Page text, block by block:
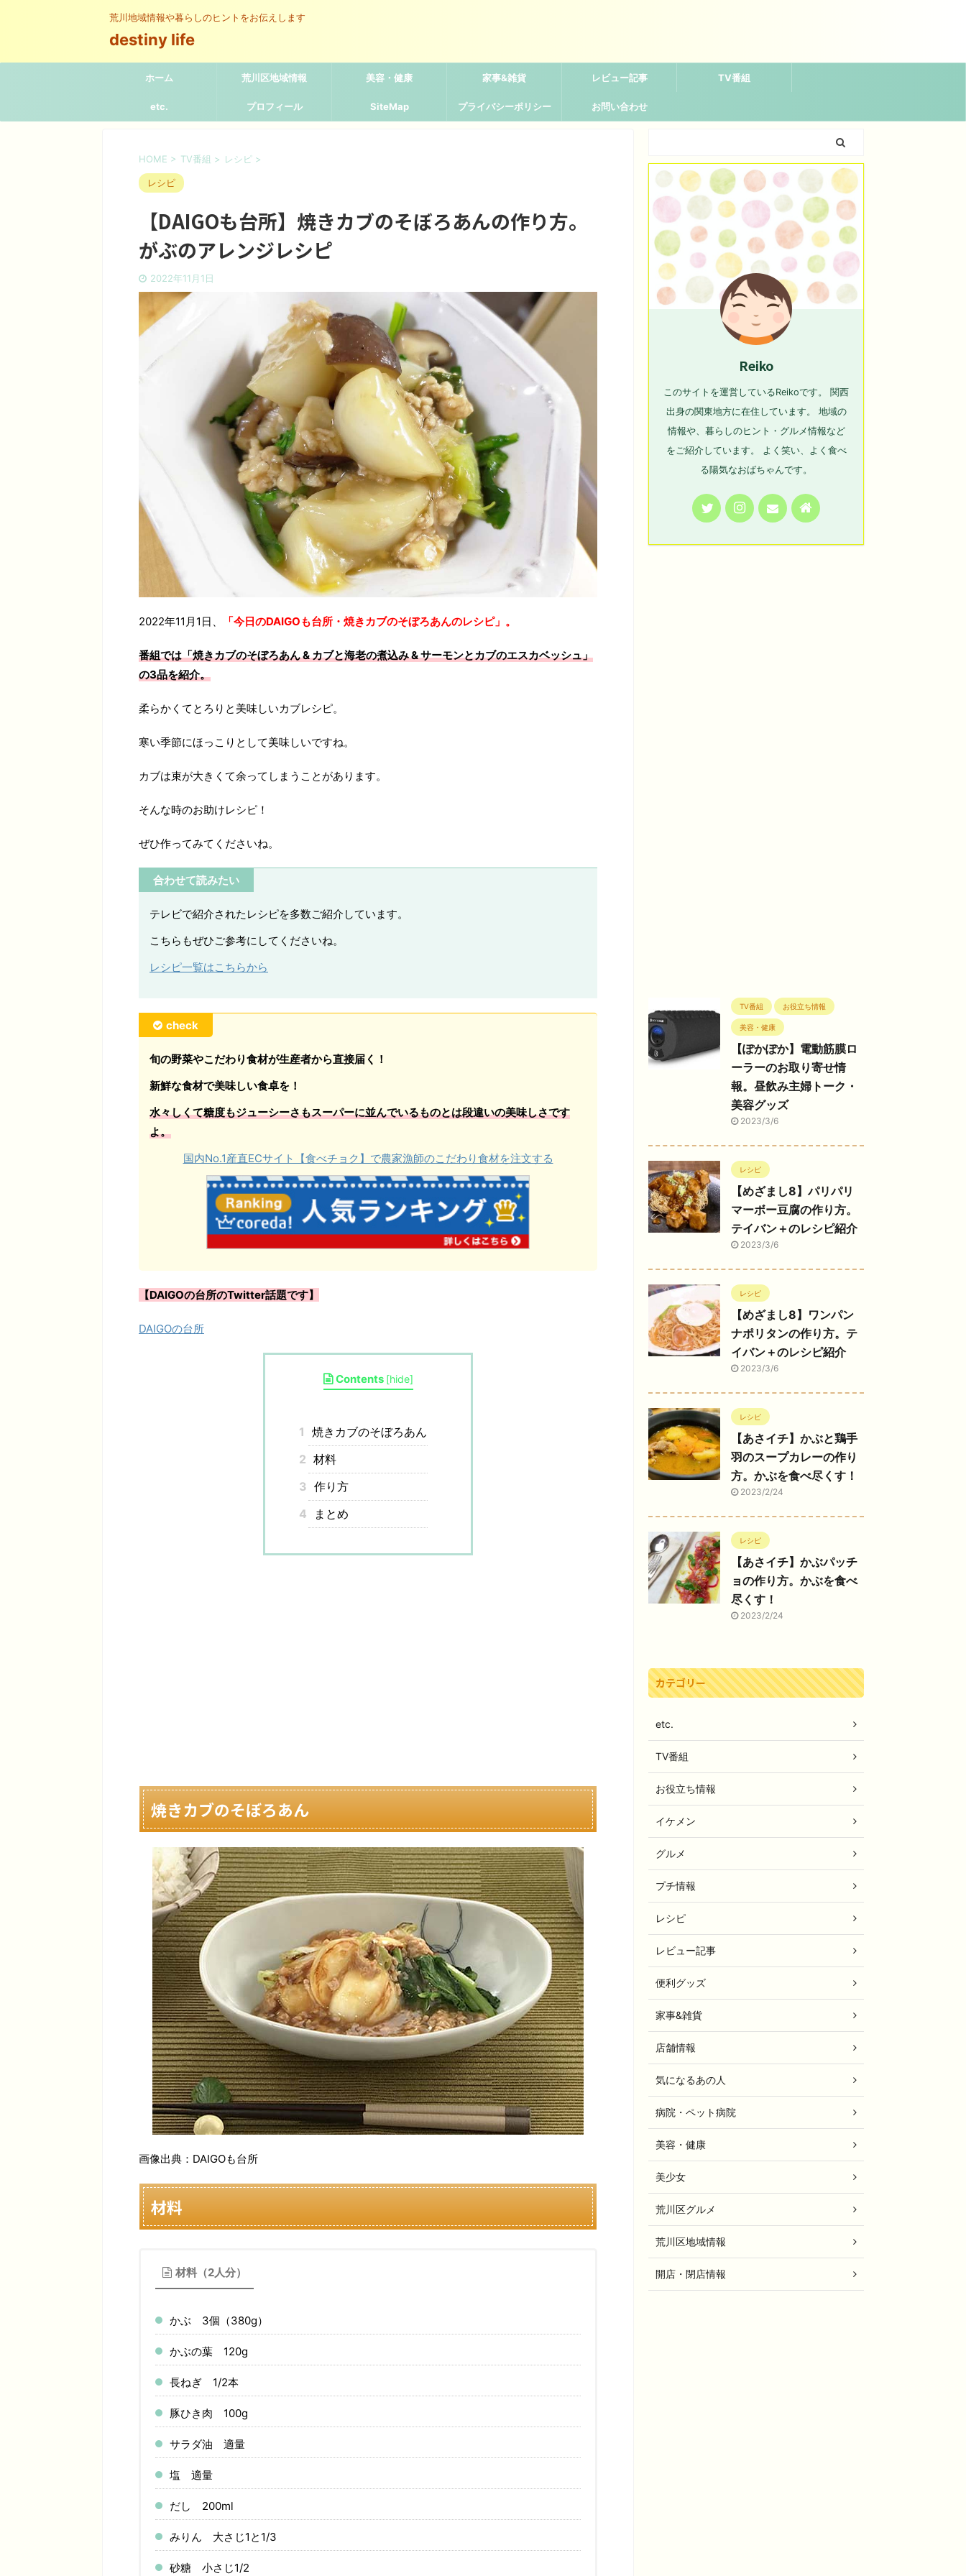
荒川地域情報や暮らしのヒントをお伝えします
destiny life
ホーム 荒川区地域情報 美容・健康 家事&雑貨 レビュー記事 TV番組
etc. プロフィール SiteMap プライバシーポリシー お問い合わせ
HOME > TV番組 > レシピ >
レシピ
【DAIGOも台所】焼きカブのそぼろあんの作り方。
がぶのアレンジレシピ
2022年11月1日
2022年11月1日、 「今日のDAIGOも台所・焼きカブのそぼろあんのレシピ」 。
番組では「焼きカブのそぼろあん & カブと海老の煮込み & サーモンとカブのエスカベッシュ」
の3品を紹介。
柔らかくてとろりと美味しいカブレシピ。
寒い季節にほっこりとして美味しいですね。
カブは束が大きくて余ってしまうことがあります。
そんな時のお助けレシピ！
ぜひ作ってみてくださいね。
合わせて読みたい
テレビで紹介されたレシピを多数ご紹介しています。
こちらもぜひご参考にしてくださいね。
レシピ一覧はこちらから
check
旬の野菜やこだわり食材が生産者から直接届く！
新鮮な食材で美味しい食卓を！
水々しくて糖度もジューシーさもスーパーに並んでいるものとは段違いの美味しさです
よ。
国内No.1産直ECサイト【食べチョク】で農家漁師のこだわり食材を注文する
【DAIGOの台所のTwitter話題です】
DAIGOの台所
Contents [hide]
1 焼きカブのそぼろあん
2 材料
3 作り方
4
まとめ
焼きカブのそぼろあん
画像出典：DAIGOも台所
材料
材料（2人分）
かぶ 3個（380g）
かぶの葉 120g
長ねぎ 1/2本
豚ひき肉 100g
サラダ油 適量
塩 適量
だし 200ml
みりん 大さじ1と1/3
砂糖 小さじ1/2
Reiko
このサイトを運営しているReikoです。 関西
出身の関東地方に在住しています。 地域の
情報や、暮らしのヒント・グルメ情報など
をご紹介しています。 よく笑い、よく食べ
る陽気なおばちゃんです。
TV番組 お役立ち情報
美容・健康
【ぽかぽか】電動筋膜ロ
ーラーのお取り寄せ情
報。昼飲み主婦トーク・
美容グッズ
2023/3/6
レシピ
【めざまし8】パリパリ
マーボー豆腐の作り方。
テイバン＋のレシピ紹介
2023/3/6
レシピ
【めざまし8】ワンパン
ナポリタンの作り方。テ
イバン＋のレシピ紹介
2023/3/6
レシピ
【あさイチ】かぶと鶏手
羽のスープカレーの作り
方。かぶを食べ尽くす！
2023/2/24
レシピ
【あさイチ】かぶパッチ
ョの作り方。かぶを食べ
尽くす！
2023/2/24
カテゴリー
etc.
TV番組
お役立ち情報
イケメン
グルメ
プチ情報
レシピ
レビュー記事
便利グッズ
家事&雑貨
店舗情報
気になるあの人
病院・ペット病院
美容・健康
美少女
荒川区グルメ
荒川区地域情報
開店・閉店情報